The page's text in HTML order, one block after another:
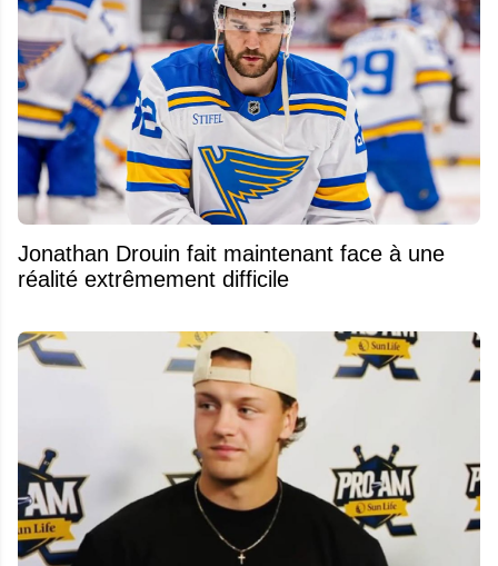
Jonathan Drouin fait maintenant face à une
réalité extrêmement difficile